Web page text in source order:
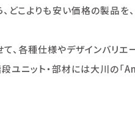
どこよりも安い価格の製品
、各種仕様やデザインバリエ
ユニット・部材には大川の「